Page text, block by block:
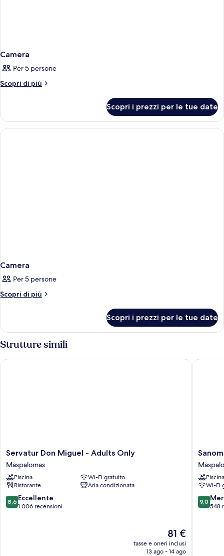
Camera
Per 5 persone
Scopri di più
Altri
Scopri i prezzi per le tue date
Camera
Per 5 persone
Scopri di più
Altri
Scopri i prezzi per le tue date
Strutture simili
Servatur
Don
Miguel
-
Adults
Only
Maspalomas
Servatur Don Miguel - Adults Only
Maspalomas
Piscina
Wi-Fi gratuito
Ristorante
Aria condizionata
8.6
su
8,6 Eccellente
1.006 recensioni
Il
prezzo
attuale
81 €
tasse e oneri inclusi
13 ago - 14 ago
Servatur Don Miguel - Adults Only
Sanom
Beach
Resort
-
Adults
Only
Piscina
Wi-Fi
9.0
su
9,0
548
Sanom